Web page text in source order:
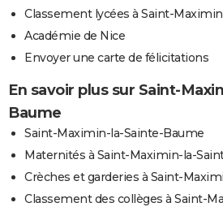
Classement lycées à Saint-
Académie de Nice
Envoyer une carte de félicitations
En savoir plus sur Saint-
Baume
Saint-Maximin-la-Sainte-Baume
Maternités à Saint-Maximin-la-
Crèches et garderies à Saint-
Classement des collèges à Saint-